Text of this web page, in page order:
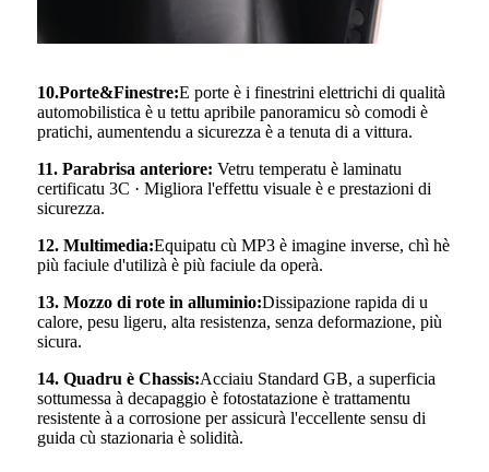
10.Porte&Finestre:E porte è i finestrini elettrichi di qualità
automobilistica è u tettu apribile panoramicu sò comodi è
pratichi, aumentendu a sicurezza è a tenuta di a vittura.
11. Parabrisa anteriore: Vetru temperatu è laminatu
certificatu 3C · Migliora l'effettu visuale è e prestazioni di
sicurezza.
12. Multimedia:Equipatu cù MP3 è imagine inverse, chì hè
più faciule d'utilizà è più faciule da operà.
13. Mozzo di rote in alluminio:Dissipazione rapida di u
calore, pesu ligeru, alta resistenza, senza deformazione, più
sicura.
14. Quadru è Chassis:Acciaiu Standard GB, a superficia
sottumessa à decapaggio è fotostatazione è trattamentu
resistente à a corrosione per assicurà l'eccellente sensu di
guida cù stazionaria è solidità.